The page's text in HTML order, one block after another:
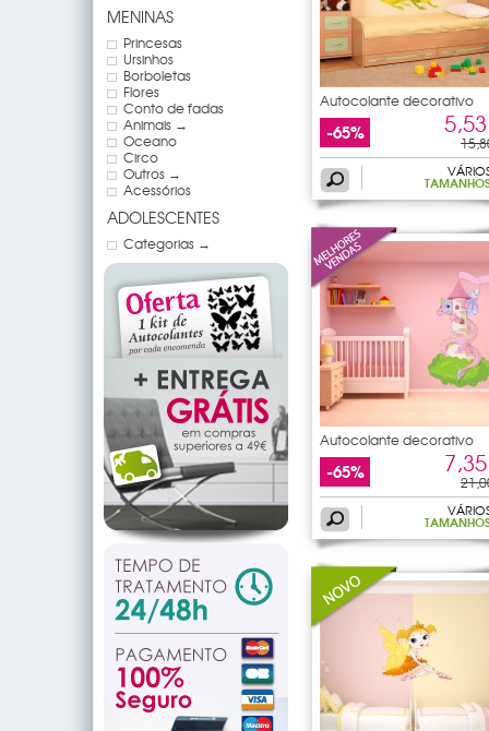
MENINAS
Princesas
Ursinhos
Borboletas
Flores
Conto de fadas
Animais →
Oceano
Circo
Outros →
Acessórios
ADOLESCENTES
Categorias →
Autocolante decorativo
-65%
Autocolante decorativo
-65%